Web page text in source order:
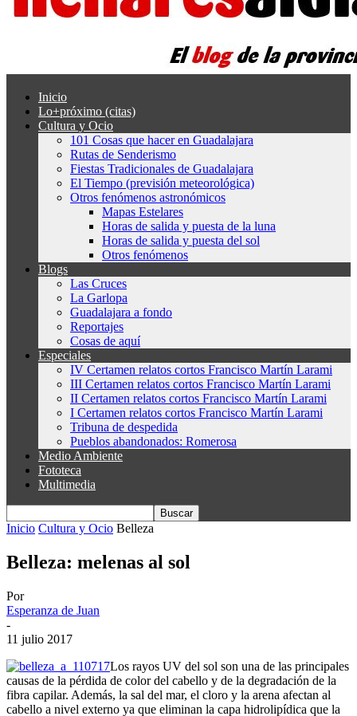
Inicio
Lo+próximo (citas)
Cultura y Ocio
101 Cosas que hacer en Guadalajara
Rutas de Senderismo
Fiestas Tradicionales de Guadalajara
El Tiempo (previsión meteorológica)
Otros fenómenos astronómicos
Mapas Estelares
Horas de salida y puesta de la luna
Horas de salida y puesta del sol
Otros fenómenos
Blogs
Las Cruces
La Garlopa
Guadalajara a fondo
Reportajes
Cosas de aquí
Especiales
IV Certamen relatos cortos Francisco Martín Larami
III Certamen relatos cortos Francisco Martín Larami
II Certamen relatos cortos Francisco Martín Larami
I Certamen relatos cortos Francisco Martín Larami
Tribuna de despedida
Pueblos abandonados: Romerosa
Medio Ambiente
Fototeca
Multimedia
Inicio Cultura y Ocio Belleza
Belleza: melenas al sol
Por
Esperanza de Juan
-
11 julio 2017
Los rayos UV del sol son una de las principales
causas de la pérdida de color del cabello y de la degradación de la
fibra capilar. Además, la sal del mar, el cloro y la arena afectan al
cabello a nivel externo ya que eliminan la capa hidrolipídica que la